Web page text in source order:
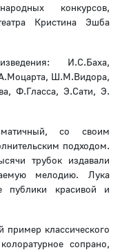
конкурсов,
Кристина Эшба
И.С.Баха,
Ш.М.Видора,
Ф.Гласса, Э.Сати, Э.
со своим
подходом.
трубок издавали
мелодию. Лука
красивой и
классического
сопрано,